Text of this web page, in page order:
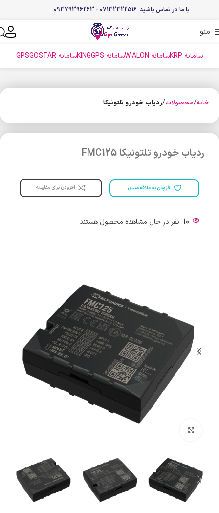
با ما در تماس باشید 07132322516 - 09379396263
منو
سامانه KRP سامانه WIALON سامانه KINGGPS سامانه GPSGOSTAR
خانه محصولات ردیاب خودرو تلتونیکا
ردیاب خودرو تلتونیکا FMC125
افزودن به علاقه مندی افزودن برای مقایسه
10 نفر در حال مشاهده محصول هستند